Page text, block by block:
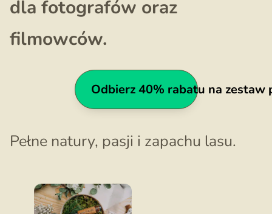
dla fotografów oraz
filmowców.
Odbierz 40% rabatu na zestaw
Pełne natury, pasji i zapachu lasu.